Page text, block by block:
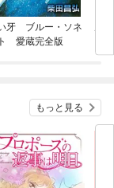
牙 ブルー・ソネ
愛蔵完全版
もっと見る